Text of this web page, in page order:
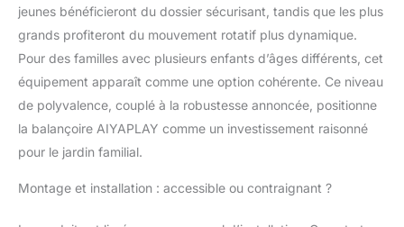
DÉVELOPPEMENT
SAIN : Cette balançoire
renforce muscles,
tronc, coordination,
tout en encourageant
travail d'équipe et
rebondissent
jeunes bénéficieront du dossier sécurisant, tandis que les plus
grands profiteront du mouvement rotatif plus dynamique.
Pour des familles avec plusieurs enfants d’âges différents, cet
équipement apparaît comme une option cohérente. Ce niveau
de polyvalence, couplé à la robustesse annoncée, positionne
la balançoire AIYAPLAY comme un investissement raisonné
pour le jardin familial.
Montage et installation : accessible ou contraignant ?